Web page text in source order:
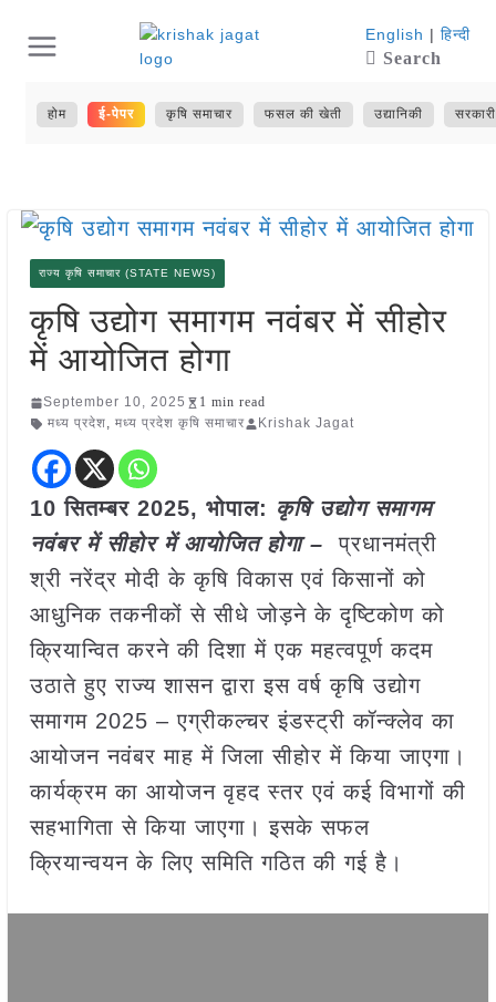
content
English | हिन्दी
Search
होम ई-पेपर कृषि समाचार फसल की खेती उद्यानिकी
राज्य कृषि समाचार (STATE NEWS)
कृषि उद्योग समागम नवंबर में सीहोर
में आयोजित होगा
September 10, 2025
1 min read
मध्य प्रदेश, मध्य प्रदेश कृषि समाचार Krishak Jagat
10 सितम्बर 2025, भोपाल: कृषि उद्योग समागम
नवंबर में सीहोर में आयोजित होगा – प्रधानमंत्री
श्री नरेंद्र मोदी के कृषि विकास एवं किसानों को
आधुनिक तकनीकों से सीधे जोड़ने के दृष्टिकोण को
क्रियान्वित करने की दिशा में एक महत्वपूर्ण कदम
उठाते हुए राज्य शासन द्वारा इस वर्ष कृषि उद्योग
समागम 2025 – एग्रीकल्चर इंडस्ट्री कॉन्क्लेव का
आयोजन नवंबर माह में जिला सीहोर में किया जाएगा।
कार्यक्रम का आयोजन वृहद स्तर एवं कई विभागों की
सहभागिता से किया जाएगा। इसके सफल
क्रियान्वयन के लिए समिति गठित की गई है।